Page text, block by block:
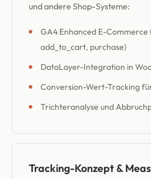
und andere Shop-Systeme:
GA4 Enhanced E-Commerce
add_to_cart, purchase)
DataLayer-Integration in
Conversion-Wert-Tracking
Trichteranalyse und
Tracking-Konzept &